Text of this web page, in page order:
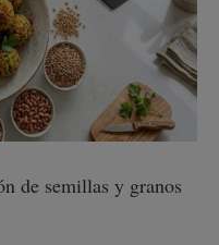
de semillas y granos